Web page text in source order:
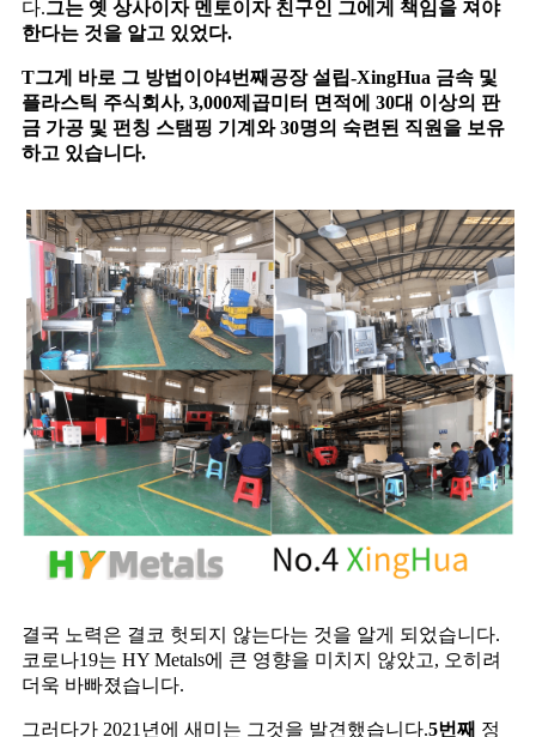
다.그는 옛 상사이자 멘토이자 친구인 그에게 책임을 져야
한다는 것을 알고 있었다.
T그게 바로 그 방법이야4번째 공장 설립-XingHua 금속 및
플라스틱 주식회사, 3,000제곱미터 면적에 30대 이상의 판
금 가공 및 펀칭 스탬핑 기계와 30명의 숙련된 직원을 보유
하고 있습니다.
결국 노력은 결코 헛되지 않는다는 것을 알게 되었습니다.
코로나19는 HY Metals에 큰 영향을 미치지 않았고, 오히려
더욱 바빠졌습니다.
그러다가 2021년에 새미는 그것을 발견했습니다.5번째 정